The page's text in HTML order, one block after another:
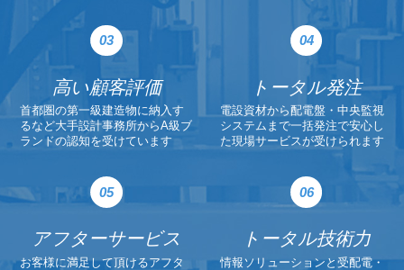
高い顧客評価
首都圏の第一級建造物に納入す
るなど大手設計事務所からA級ブ
ランドの認知を受けています
トータル発注
電設資材から配電盤・中央監視
システムまで一括発注で安心し
た現場サービスが受けられます
アフターサービス
お客様に満足して頂けるアフタ
トータル技術力
情報ソリューションと受配電・